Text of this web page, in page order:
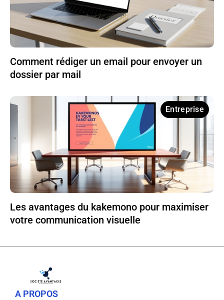
Comment rédiger un email pour envoyer un
dossier par mail
Entreprise
Les avantages du kakemono pour maximiser
votre communication visuelle
A PROPOS